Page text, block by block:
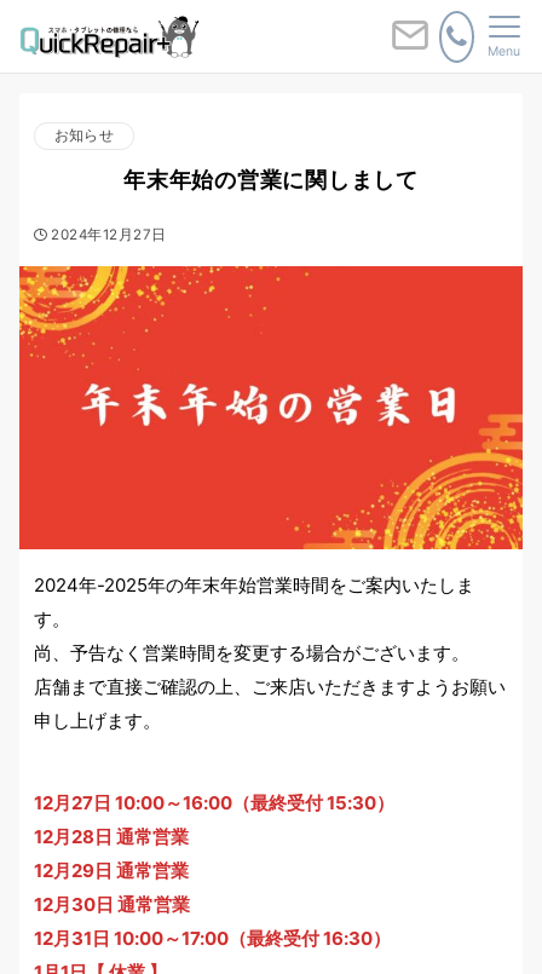
Menu
お知らせ
年末年始の営業に関しまして
2024年12月27日
2024年-2025年の年末年始営業時間をご案内いたしま
す。
尚、予告なく営業時間を変更する場合がございます。
店舗まで直接ご確認の上、ご来店いただきますようお願い
申し上げます。
12月27日 10:00～16:00（最終受付 15:30）
12月28日 通常営業
12月29日 通常営業
12月30日 通常営業
12月31日 10:00～17:00（最終受付 16:30）